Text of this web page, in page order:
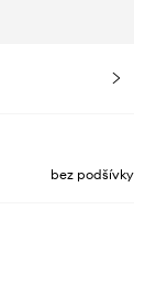
bez podšívky